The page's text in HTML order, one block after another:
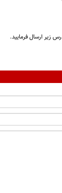
زیر ارسال فرمایید.